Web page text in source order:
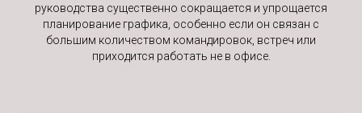
руководства существенно сокращается и упрощается
планирование графика, особенно если он связан с
большим количеством командировок, встреч или
приходится работать не в офисе.